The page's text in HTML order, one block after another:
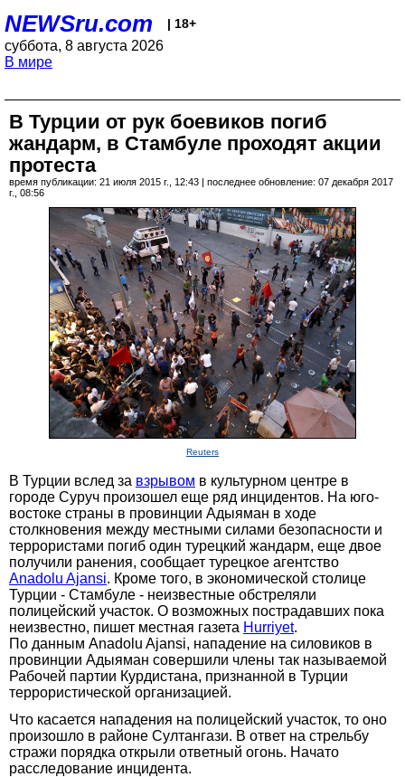
NEWSru.com | 18+
суббота, 8 августа 2026
В мире
В Турции от рук боевиков погиб
жандарм, в Стамбуле проходят акции
протеста
время публикации: 21 июля 2015 г., 12:43 | последнее обновление: 07 декабря 2017
г., 08:56
Reuters
В Турции вслед за взрывом в культурном центре в
городе Суруч произошел еще ряд инцидентов. На юго-
востоке страны в провинции Адыяман в ходе
столкновения между местными силами безопасности и
террористами погиб один турецкий жандарм, еще двое
получили ранения, сообщает турецкое агентство
Anadolu Ajansi. Кроме того, в экономической столице
Турции - Стамбуле - неизвестные обстреляли
полицейский участок. О возможных пострадавших пока
неизвестно, пишет местная газета Hurriyet.
По данным Anadolu Ajansi, нападение на силовиков в
провинции Адыяман совершили члены так называемой
Рабочей партии Курдистана, признанной в Турции
террористической организацией.
Что касается нападения на полицейский участок, то оно
произошло в районе Султангази. В ответ на стрельбу
стражи порядка открыли ответный огонь. Начато
расследование инцидента.